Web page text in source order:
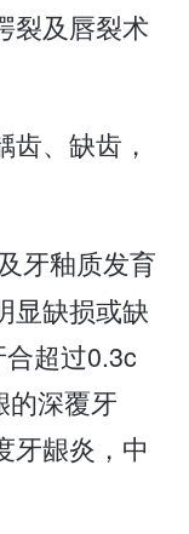
裂及唇裂术
、缺齿，
牙釉质发育
显缺损或缺
超过0.3c
的深覆牙
牙龈炎，中